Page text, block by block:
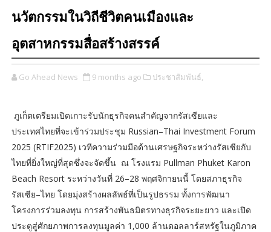
นวัตกรรมในวิถีชีวิตคนเมืองและ
อุตสาหกรรมสื่อสร้างสรรค์
Go Ahead News 9 months ago ประชาสัมพันธ์,
ภูเก็ตเตรียมเปิดเกาะรับนักธุรกิจคนสำคัญจากรัสเซียและ
ประเทศไทยที่จะเข้าร่วมประชุม Russian–Thai Investment Forum
2025 (RTIF2025) เวทีความร่วมมือด้านเศรษฐกิจระหว่างรัสเซียกับ
ไทยที่ยิ่งใหญ่ที่สุดซึ่งจะจัดขึ้น ณ โรงแรม Pullman Phuket Karon
Beach Resort ระหว่างวันที่ 26–28 พฤศจิกายนนี้ โดยสภาธุรกิจ
รัสเซีย–ไทย โดยมุ่งสร้างผลลัพธ์ที่เป็นรูปธรรม ทั้งการพัฒนา
โครงการร่วมลงทุน การสร้างพันธมิตรทางธุรกิจระยะยาว และเปิด
ประตูสู่ศักยภาพการลงทุนมูลค่า 1,000 ล้านดอลลาร์สหรัฐในภูมิภาค